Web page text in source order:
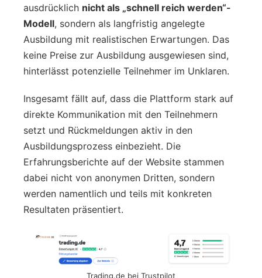
ausdrücklich nicht als „schnell reich werden“-
Modell, sondern als langfristig angelegte
Ausbildung mit realistischen Erwartungen. Das
keine Preise zur Ausbildung ausgewiesen sind,
hinterlässt potenzielle Teilnehmer im Unklaren.
Insgesamt fällt auf, dass die Plattform stark auf
direkte Kommunikation mit den Teilnehmern
setzt und Rückmeldungen aktiv in den
Ausbildungsprozess einbezieht. Die
Erfahrungsberichte auf der Website stammen
dabei nicht von anonymen Dritten, sondern
werden namentlich und teils mit konkreten
Resultaten präsentiert.
Trading.de bei Trustpilot